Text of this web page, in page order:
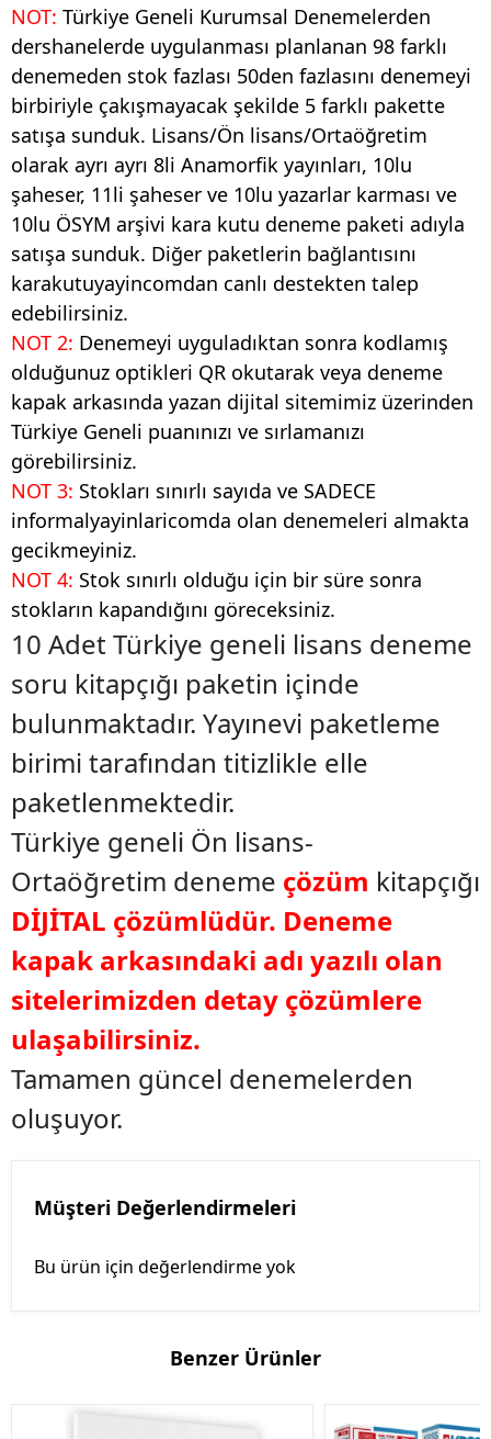
NOT: Türkiye Geneli Kurumsal Denemelerden
dershanelerde uygulanması planlanan 98 farklı
denemeden stok fazlası 50den fazlasını denemeyi
birbiriyle çakışmayacak şekilde 5 farklı pakette
satışa sunduk. Lisans/Ön lisans/Ortaöğretim
olarak ayrı ayrı 8li Anamorfik yayınları, 10lu
şaheser, 11li şaheser ve 10lu yazarlar karması ve
10lu ÖSYM arşivi kara kutu deneme paketi adıyla
satışa sunduk. Diğer paketlerin bağlantısını
karakutuyayincomdan canlı destekten talep
edebilirsiniz.
NOT 2: Denemeyi uyguladıktan sonra kodlamış
olduğunuz optikleri QR okutarak veya deneme
kapak arkasında yazan dijital sitemimiz üzerinden
Türkiye Geneli puanınızı ve sırlamanızı
görebilirsiniz.
NOT 3: Stokları sınırlı sayıda ve SADECE
informalyayinlaricomda olan denemeleri almakta
gecikmeyiniz.
NOT 4: Stok sınırlı olduğu için bir süre sonra
stokların kapandığını göreceksiniz.
10 Adet Türkiye geneli lisans deneme
soru kitapçığı paketin içinde
bulunmaktadır. Yayınevi paketleme
birimi tarafından titizlikle elle
paketlenmektedir.
Türkiye geneli Ön lisans-
Ortaöğretim deneme çözüm kitapçığı
DİJİTAL çözümlüdür. Deneme
kapak arkasındaki adı yazılı olan
sitelerimizden detay çözümlere
ulaşabilirsiniz.
Tamamen güncel denemelerden
oluşuyor.
Müşteri Değerlendirmeleri
Bu ürün için değerlendirme yok
Benzer Ürünler